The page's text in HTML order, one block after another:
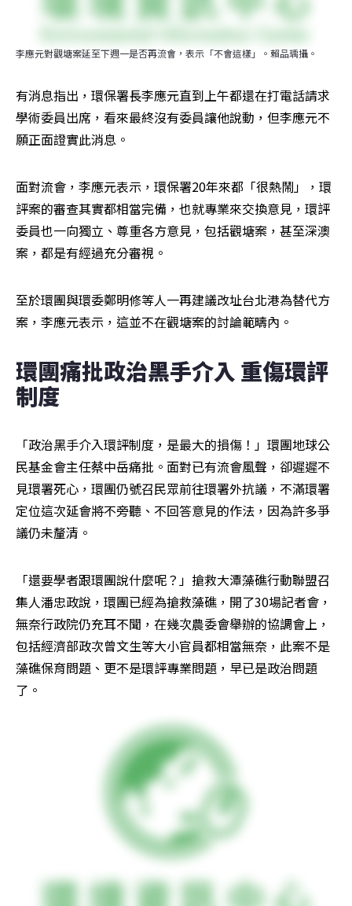
李應元對觀塘案延至下週一是否再流會，表示「不會這樣」。賴品瑀攝。
有消息指出，環保署長李應元直到上午都還在打電話請求
學術委員出席，看來最終沒有委員讓他說動，但李應元不
願正面證實此消息。
面對流會，李應元表示，環保署20年來都「很熱鬧」，環
評案的審查其實都相當完備，也就專業來交換意見，環評
委員也一向獨立、尊重各方意見，包括觀塘案，甚至深澳
案，都是有經過充分審視。
至於環團與環委鄭明修等人一再建議改址台北港為替代方
案，李應元表示，這並不在觀塘案的討論範疇內。
環團痛批政治黑手介入 重傷環評
制度
「政治黑手介入環評制度，是最大的損傷！」環團地球公
民基金會主任蔡中岳痛批。面對已有流會風聲，卻遲遲不
見環署死心，環團仍號召民眾前往環署外抗議，不滿環署
定位這次延會將不旁聽、不回答意見的作法，因為許多爭
議仍未釐清。
「還要學者跟環團說什麼呢？」搶救大潭藻礁行動聯盟召
集人潘忠政說，環團已經為搶救藻礁，開了30場記者會，
無奈行政院仍充耳不聞，在幾次農委會舉辦的協調會上，
包括經濟部政次曾文生等大小官員都相當無奈，此案不是
藻礁保育問題、更不是環評專業問題，早已是政治問題
了。